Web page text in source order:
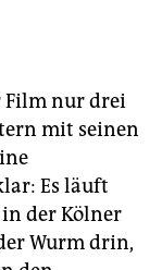
Film nur drei
mit seinen
Es läuft
der Kölner
Wurm drin,